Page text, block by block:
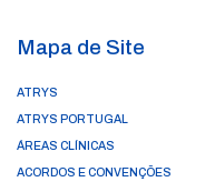
Mapa de Site
ATRYS
ATRYS PORTUGAL
ÁREAS CLÍNICAS
ACORDOS E CONVENÇÕES